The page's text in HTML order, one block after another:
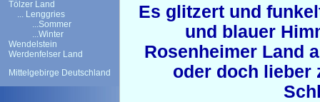
Tölzer Land
... Lenggries
...Sommer
...Winter
Wendelstein
Werdenfelser Land
Mittelgebirge Deutschland
Es glitzert und
und blauer
Rosenheimer Land
oder doch lieber